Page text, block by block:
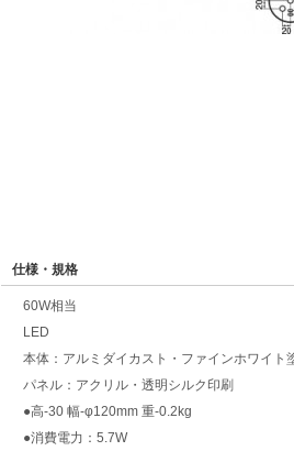
仕様・規格
60W相当
LED
本体：アルミダイカスト・ファインホワイト
パネル：アクリル・透明シルク印刷
●高-30 幅-φ120mm 重-0.2kg
●消費電力：5.7W